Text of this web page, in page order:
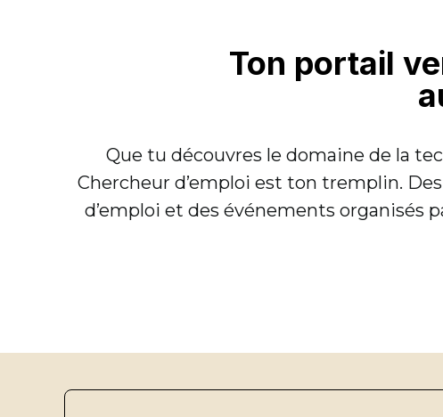
Ton portail
Que tu découvres le domaine de la
Chercheur d’emploi est ton tremplin.
d’emploi et des événements organisés